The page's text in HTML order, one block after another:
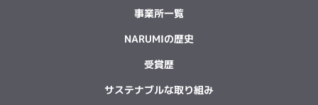
事業所一覧
NARUMIの歴史
受賞歴
サステナブルな取り組み